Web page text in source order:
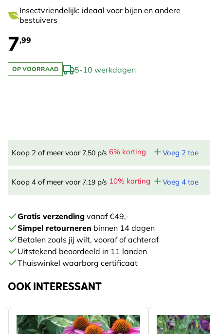
Insectvriendelijk: ideaal voor bijen en andere
bestuivers
7,99
OP VOORRAAD 5-10 werkdagen
Koop 2 of meer voor 7,50 p/s 6% korting Voeg 2 toe
Koop 4 of meer voor 7,19 p/s 10% korting Voeg 4 toe
Gratis verzending vanaf €49,-
Simpel retourneren binnen 14 dagen
Betalen zoals jij wilt, vooraf of achteraf
Uitstekend beoordeeld in 11 landen
Thuiswinkel waarborg certificaat
OOK INTERESSANT